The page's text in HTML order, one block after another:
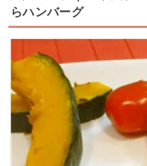
らハンバーグ